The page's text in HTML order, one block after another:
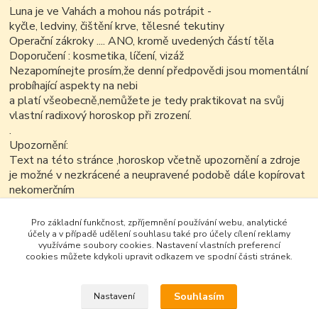
Luna je ve Vahách a mohou nás potrápit -
kyčle, ledviny, čištění krve, tělesné tekutiny
Operační zákroky .... ANO, kromě uvedených částí těla
Doporučení : kosmetika, líčení, vizáž
Nezapomínejte prosím,že denní předpovědi jsou momentální
probíhající aspekty na nebi
a platí všeobecně,nemůžete je tedy praktikovat na svůj
vlastní radixový horoskop při zrození.
.
Upozornění:
Text na této stránce ,horoskop včetně upozornění a zdroje
je možné v nezkrácené a neupravené podobě dále kopírovat
nekomerčním
Pro základní funkčnost, zpříjemnění používání webu, analytické
účely a v případě udělení souhlasu také pro účely cílení reklamy
využíváme soubory cookies. Nastavení vlastních preferencí
cookies můžete kdykoli upravit odkazem ve spodní části stránek.
Nastavení Souhlasím